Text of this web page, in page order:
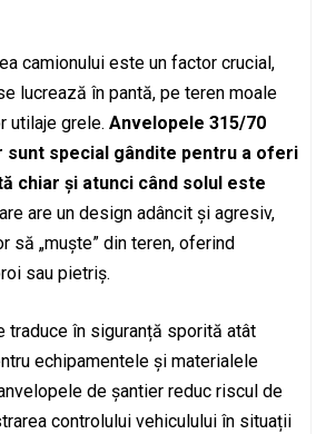
camionului este un factor crucial,
lucrează în pantă, pe teren moale
utilaje grele.Anvelopele 315/70
sunt special gândite pentru a oferi
chiar și atunci când solul este
are un design adâncit și agresiv,
să „muște” din teren, oferind
sau pietriș.
în siguranță sporită atât
echipamentele și materialele
de șantier reduc riscul de
controlului vehiculului în situații